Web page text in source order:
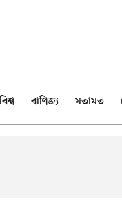
বিশ্ব বাণিজ্য মতামত